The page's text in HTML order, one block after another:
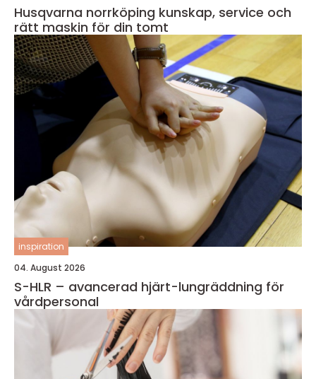
Husqvarna norrköping kunskap, service och
rätt maskin för din tomt
inspiration
04. August 2026
S-HLR – avancerad hjärt-lungräddning för
vårdpersonal